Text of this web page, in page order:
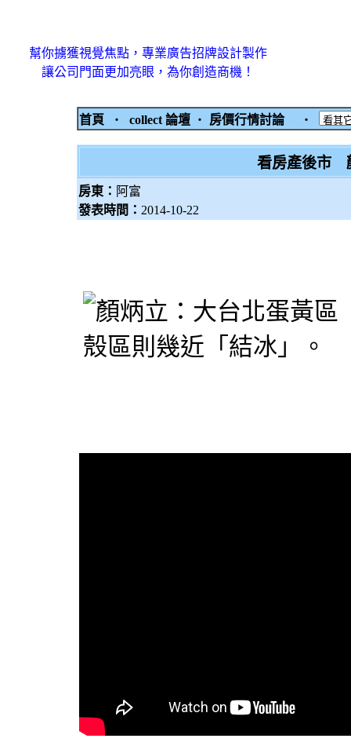
幫你擄獲視覺焦點，專業廣告招牌設計製作
讓公司門面更加亮眼，為你創造商機！
首頁 ‧ collect 論壇 ‧ 房價行情討論 ‧
看房產後市
房東： 阿富
發表時間： 2014-10-22